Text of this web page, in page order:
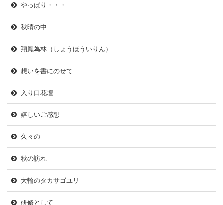
やっぱり・・・
秋晴の中
翔鳳為林（しょうほういりん）
想いを書にのせて
入り口花壇
嬉しいご感想
久々の
秋の訪れ
大輪のタカサゴユリ
研修として